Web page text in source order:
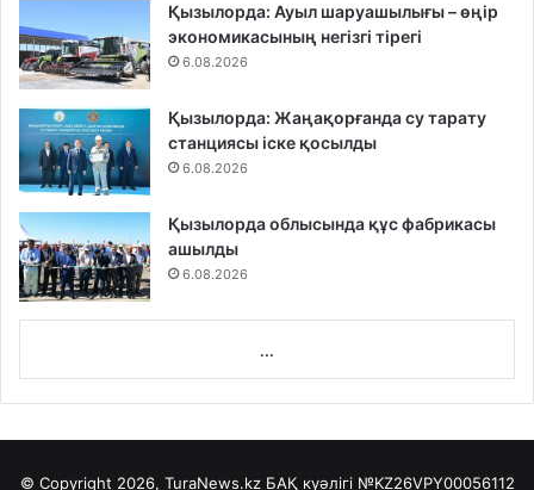
Қызылорда: Ауыл шаруашылығы – өңір
экономикасының негізгі тірегі
6.08.2026
Қызылорда: Жаңақорғанда су тарату
станциясы іске қосылды
6.08.2026
Қызылорда облысында құс фабрикасы
ашылды
6.08.2026
...
© Copyright 2026, TuraNews.kz БАҚ куәлігі №KZ26VPY00056112